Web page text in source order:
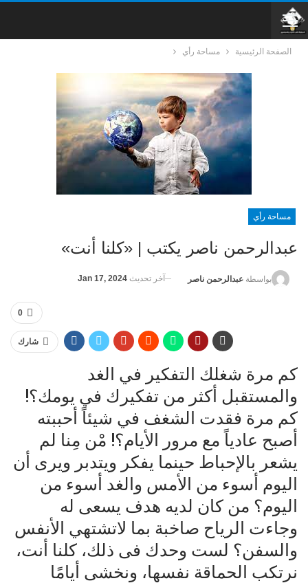
الصفحة الرئيسية مساحة رأي
مساحة رأي
عبدالرحمن ناصر يكتب | «كلنا أنت»
بواسطة عبدالرحمن ناصر آخر تحديث Jan 17, 2024
0
شارك
كم مرة شغلك التفكير في الغد
والمستقبل أكثر من تفكيرك في يومك؟!
كم مرة فقدت الشغف في شيئاً أحببته
أصبح عادياً مع مرور الأيام؟! مْن مِنا لم
يشعر بالإحباط حينما يفكر ويتدبر ويرى أن
اليوم أسوء من الأمس والغد أسوء من
اليوم؟ من كان لديه هدف يسعى له
وجاءت الرياح صاخبة بما لاتشتهي الأنفس
والسفن؟ لست وحدك فى ذلك، كلنا أنت،
نرتكب الحماقة نفسها، ونخشى أيامًا